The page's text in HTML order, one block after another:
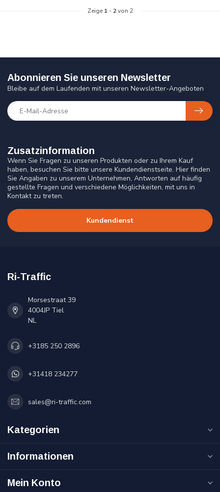
Zeige 1 - 2von 2
Zusatzinformation
Wenn Sie Fragen zu unseren Produkten oder zu Ihrem Kauf
haben, besuchen Sie bitte unsere Kundendienstseite. Hier finden
Sie Angaben zu unserem Unternehmen, Antworten auf häufig
gestellte Fragen und verschiedene Möglichkeiten, mit uns in
Kontakt zu treten.
Kundendienst
Abonnieren Sie unseren Newsletter
Bleibe auf dem Laufenden mit unseren Newsletter-Angeboten
Ri-Traffic
Morsestraat 39
4004JP Tiel
NL
+3185 250 2896
+31418 234277
sales@ri-traffic.com
Kategorien
Informationen
Mein Konto